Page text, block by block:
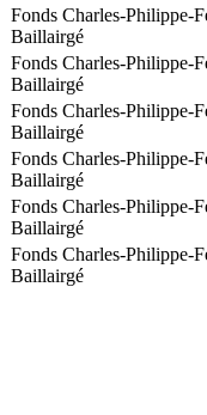
Fonds Charles-Philippe-
Baillairgé
Fonds Charles-Philippe-
Baillairgé
Fonds Charles-Philippe-
Baillairgé
Fonds Charles-Philippe-
Baillairgé
Fonds Charles-Philippe-
Baillairgé
Fonds Charles-Philippe-
Baillairgé